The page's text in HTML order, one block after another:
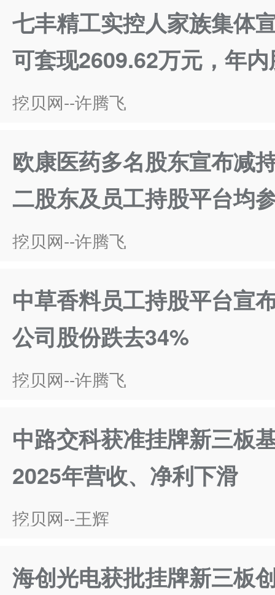
七丰精工实控人家族集体
可套现2609.62万元，年
挖贝网--许腾飞
欧康医药多名股东宣布减
二股东及员工持股平台均
挖贝网--许腾飞
中草香料员工持股平台宣
公司股份跌去34%
挖贝网--许腾飞
中路交科获准挂牌新三板
2025年营收、净利下滑
挖贝网--王辉
海创光电获批挂牌新三板